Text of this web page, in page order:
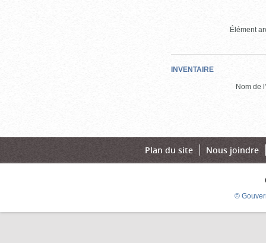
Élément
INVENTAIRE
Nom de
Plan du site Nous joindre
©